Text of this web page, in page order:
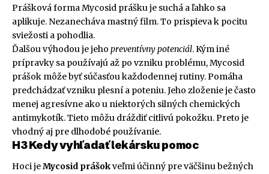
Prášková forma Mycosid prášku je suchá a ľahko sa
aplikuje. Nezanecháva mastný film. To prispieva k pocitu
sviežosti a pohodlia.
Ďalšou výhodou je jeho preventívny potenciál. Kým iné
prípravky sa používajú až po vzniku problému, Mycosid
prášok môže byť súčasťou každodennej rutiny. Pomáha
predchádzať vzniku plesní a poteniu. Jeho zloženie je často
menej agresívne ako u niektorých silných chemických
antimykotík. Tieto môžu dráždiť citlivú pokožku. Preto je
vhodný aj pre dlhodobé používanie.
H3 Kedy vyhľadať lekársku pomoc
Hoci jeMycosid prášokveľmi účinný pre väčšinu bežných